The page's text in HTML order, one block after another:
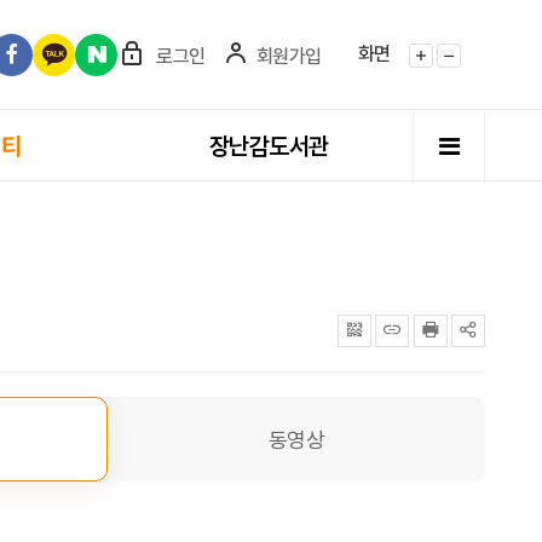
로그인 회원가입
화면
화면확대화면축소
장난감도서관 전체메
QRcode주소복사프린터
동영상